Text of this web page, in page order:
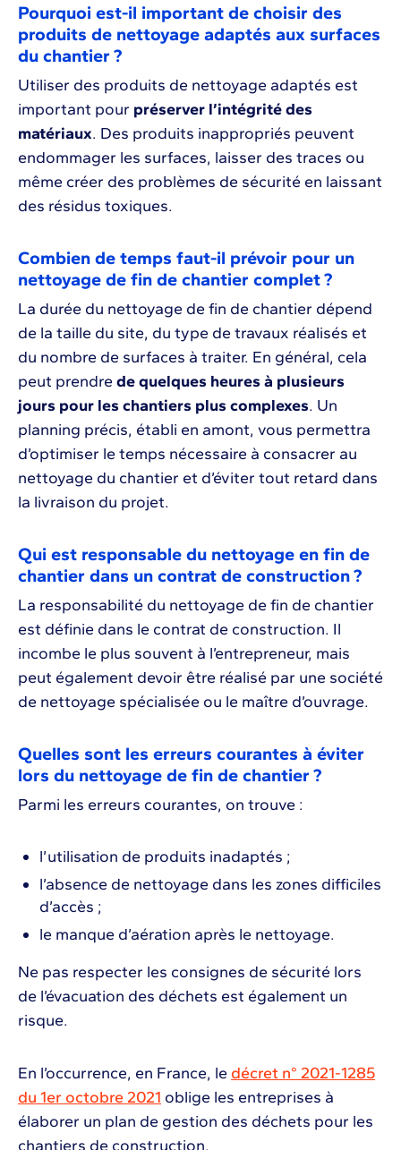
Pourquoi est-il important de choisir des
produits de nettoyage adaptés aux surfaces
du chantier ?
Utiliser des produits de nettoyage adaptés est
important pour préserver l’intégrité des
matériaux. Des produits inappropriés peuvent
endommager les surfaces, laisser des traces ou
même créer des problèmes de sécurité en laissant
des résidus toxiques.
Combien de temps faut-il prévoir pour un
nettoyage de fin de chantier complet ?
La durée du nettoyage de fin de chantier dépend
de la taille du site, du type de travaux réalisés et
du nombre de surfaces à traiter. En général, cela
peut prendre de quelques heures à plusieurs
jours pour les chantiers plus complexes. Un
planning précis, établi en amont, vous permettra
d’optimiser le temps nécessaire à consacrer au
nettoyage du chantier et d’éviter tout retard dans
la livraison du projet.
Qui est responsable du nettoyage en fin de
chantier dans un contrat de construction ?
La responsabilité du nettoyage de fin de chantier
est définie dans le contrat de construction. Il
incombe le plus souvent à l’entrepreneur, mais
peut également devoir être réalisé par une société
de nettoyage spécialisée ou le maître d’ouvrage.
Quelles sont les erreurs courantes à éviter
lors du nettoyage de fin de chantier ?
Parmi les erreurs courantes, on trouve :
l’utilisation de produits inadaptés ;
l’absence de nettoyage dans les zones difficiles
d’accès ;
le manque d’aération après le nettoyage.
Ne pas respecter les consignes de sécurité lors
de l’évacuation des déchets est également un
risque.
En l’occurrence, en France, le décret n° 2021-1285
du 1er octobre 2021 oblige les entreprises à
élaborer un plan de gestion des déchets pour les
chantiers de construction.